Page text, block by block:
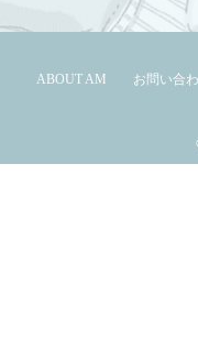
ABOUT AM お問い合